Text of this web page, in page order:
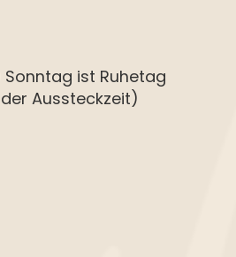
Sonntag ist Ruhetag
Aussteckzeit)